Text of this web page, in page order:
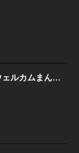
さよならちんちん ウェルカムまんまん ～ＯＬになりたくて性別適合手術しました～